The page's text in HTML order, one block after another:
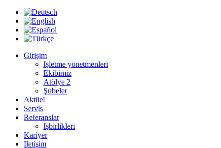
Girişim
Işletme yönetmenleri
Ekibimiz
Atölye 2
Şubeler
Aktüel
Servis
Referanslar
Işbirlikleri
Kariyer
Iletişim